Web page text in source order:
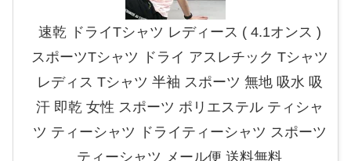
速乾 ドライTシャツ レディース ( 4.1オンス )
スポーツTシャツ ドライ アスレチック Tシャツ
レディス Tシャツ 半袖 スポーツ 無地 吸水 吸
汗 即乾 女性 スポーツ ポリエステル ティシャ
ツ ティーシャツ ドライティーシャツ スポーツ
ティーシャツ メール便 送料無料